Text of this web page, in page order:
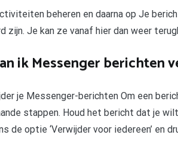
beheren en daarna op Je
zijn. Je kan ze vanaf hier dan weer
ik Messenger berichten
je Messenger-berichten Om een
stappen. Houd het bericht dat je
de optie ‘Verwijder voor iedereen’ en